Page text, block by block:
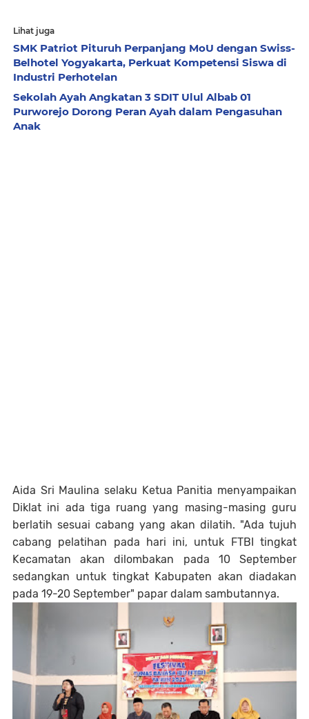
Lihat juga
SMK Patriot Pituruh Perpanjang MoU dengan Swiss-
Belhotel Yogyakarta, Perkuat Kompetensi Siswa di
Industri Perhotelan
Sekolah Ayah Angkatan 3 SDIT Ulul Albab 01
Purworejo Dorong Peran Ayah dalam Pengasuhan
Anak
Aida Sri Maulina selaku Ketua Panitia menyampaikan
Diklat ini ada tiga ruang yang masing-masing guru
berlatih sesuai cabang yang akan dilatih. "Ada tujuh
cabang pelatihan pada hari ini, untuk FTBI tingkat
Kecamatan akan dilombakan pada 10 September
sedangkan untuk tingkat Kabupaten akan diadakan
pada 19-20 September" papar dalam sambutannya.